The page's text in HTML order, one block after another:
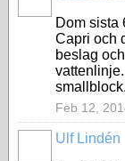
Dom sista
Capri och
beslag
Feb 12,
Ulf Lindén